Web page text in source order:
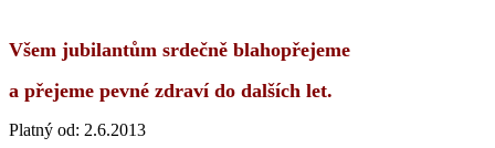
Všem jubilantům srdečně blahopřejeme
a přejeme pevné zdraví do dalších let.
Platný od: 2.6.2013